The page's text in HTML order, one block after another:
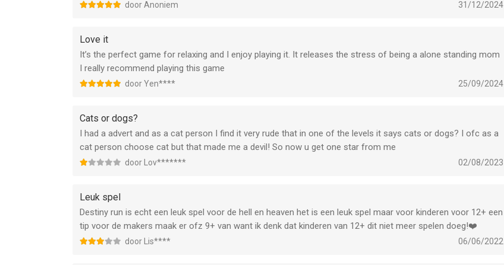
door Anoniem 31/12/2024
Love it
It’s the perfect game for relaxing and I enjoy playing it. It releases the stress of being a alone standing mom
I really recommend playing this game
door Yen**** 25/09/2024
Cats or dogs?
I had a advert and as a cat person I find it very rude that in one of the levels it says cats or dogs? I ofc as a
cat person choose cat but that made me a devil! So now u get one star from me
door Lov******* 02/08/2023
Leuk spel
Destiny run is echt een leuk spel voor de hell en heaven het is een leuk spel maar voor kinderen voor 12+ een
tip voor de makers maak er ofz 9+ van want ik denk dat kinderen van 12+ dit niet meer spelen doeg!❤️
door Lis**** 06/06/2022